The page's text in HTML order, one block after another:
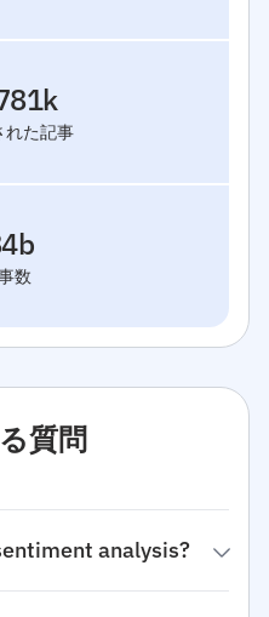
れた記事
数
質問
analysis?